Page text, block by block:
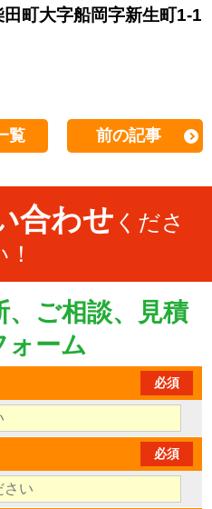
町大字船岡字新生町1-1
覧 前の記事
合わせ くださ
！
、ご相談、見積
ォーム
必須
必須